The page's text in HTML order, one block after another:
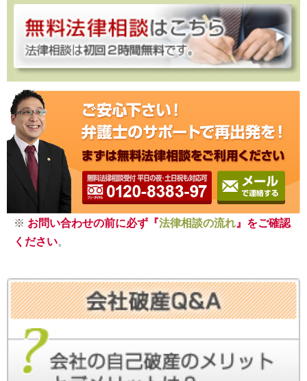
※ お問い合わせの前に必ず『法律相談の流れ 』をご確認
ください。